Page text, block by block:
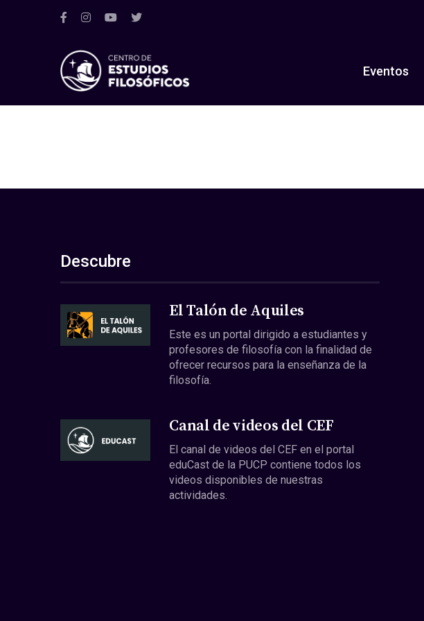
Eventos
Descubre
El Talón de Aquiles
Este es un portal dirigido a estudiantes y
profesores de filosofía con la finalidad de
ofrecer recursos para la enseñanza de la
filosofía.
Canal de videos del CEF
El canal de videos del CEF en el portal
eduCast de la PUCP contiene todos los
videos disponibles de nuestras
actividades.